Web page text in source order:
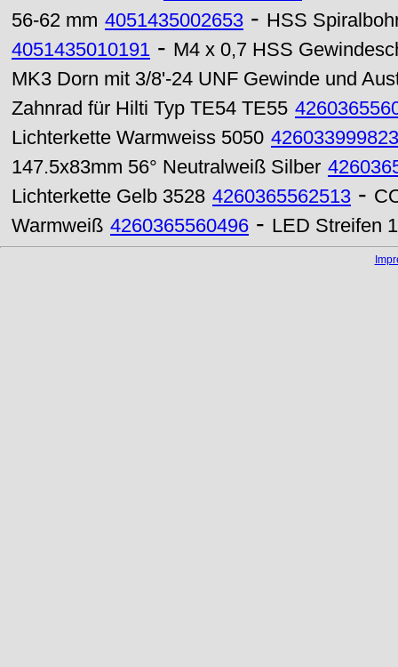
56-62 mm 4051435002653 - HSS
4051435010191 - M4 x 0,7 HSS
MK3 Dorn mit 3/8'-24 UNF Gewinde und
Zahnrad für Hilti Typ TE54 TE55
Lichterkette Warmweiss 5050
147.5x83mm 56° Neutralweiß Silber
Lichterkette Gelb 3528 4260365562513 -
Warmweiß 4260365560496 - LED Streifen